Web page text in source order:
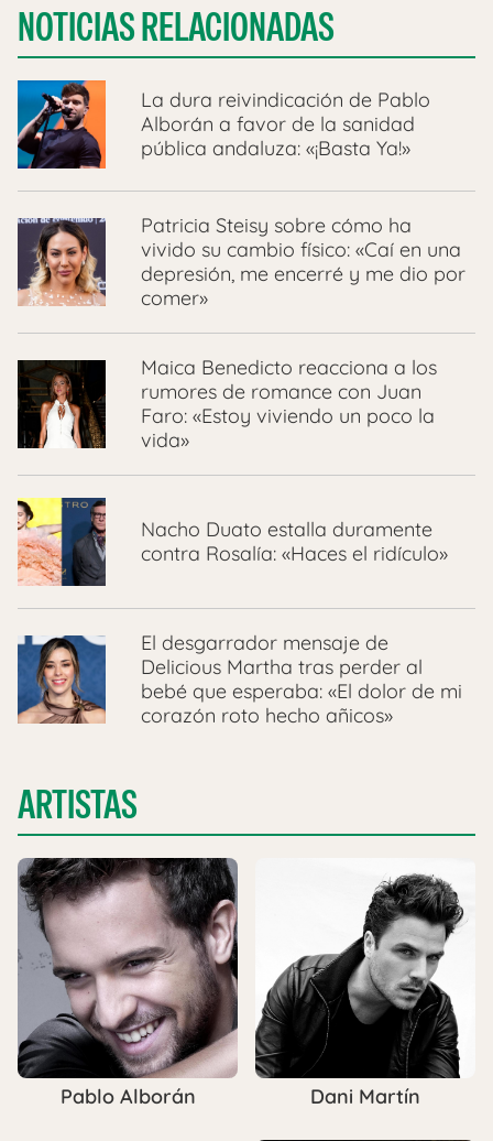
NOTICIAS RELACIONADAS
La dura reivindicación de Pablo
Alborán a favor de la sanidad
pública andaluza: «¡Basta Ya!»
Patricia Steisy sobre cómo ha
vivido su cambio físico: «Caí en una
depresión, me encerré y me dio por
comer»
Maica Benedicto reacciona a los
rumores de romance con Juan
Faro: «Estoy viviendo un poco la
vida»
Nacho Duato estalla duramente
contra Rosalía: «Haces el ridículo»
El desgarrador mensaje de
Delicious Martha tras perder al
bebé que esperaba: «El dolor de mi
corazón roto hecho añicos»
ARTISTAS
Pablo Alborán Dani Martín